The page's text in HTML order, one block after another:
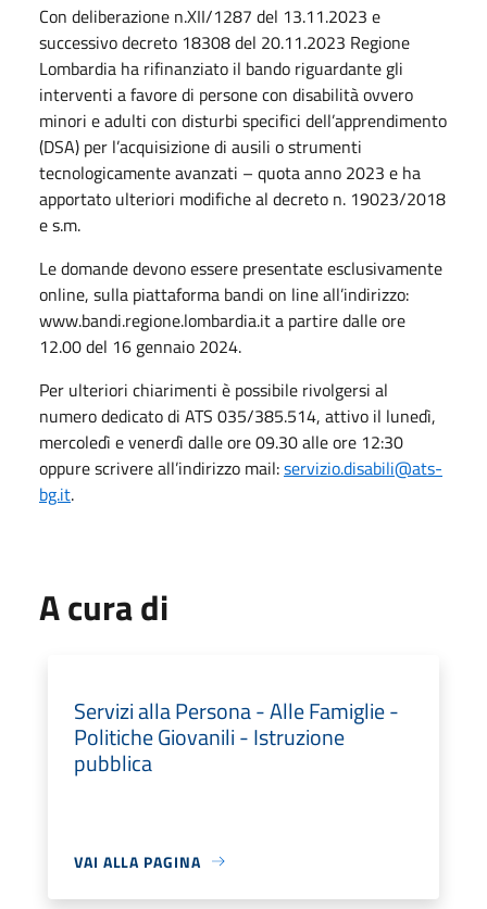
Con deliberazione n.XII/1287 del 13.11.2023 e
successivo decreto 18308 del 20.11.2023 Regione
Lombardia ha rifinanziato il bando riguardante gli
interventi a favore di persone con disabilità ovvero
minori e adulti con disturbi specifici dell’apprendimento
(DSA) per l’acquisizione di ausili o strumenti
tecnologicamente avanzati – quota anno 2023 e ha
apportato ulteriori modifiche al decreto n. 19023/2018
e s.m.
Le domande devono essere presentate esclusivamente
online, sulla piattaforma bandi on line all’indirizzo:
www.bandi.regione.lombardia.it a partire dalle ore
12.00 del 16 gennaio 2024.
Per ulteriori chiarimenti è possibile rivolgersi al
numero dedicato di ATS 035/385.514, attivo il lunedì,
mercoledì e venerdì dalle ore 09.30 alle ore 12:30
oppure scrivere all’indirizzo mail:servizio.disabili@ats-
bg.it.
A cura di
Servizi alla Persona - Alle Famiglie -
Politiche Giovanili - Istruzione
pubblica
VAI ALLA PAGINA